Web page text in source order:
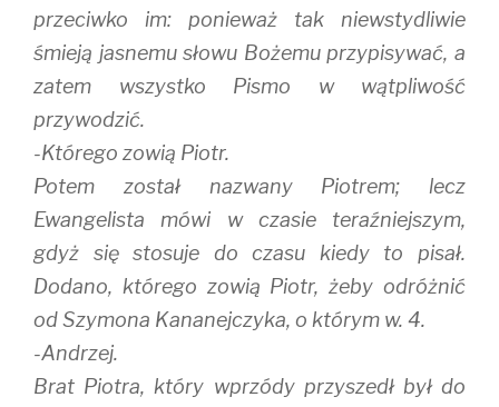
przeciwko im: ponieważ tak niewstydliwie
śmieją jasnemu słowu Bożemu przypisywać, a
zatem wszystko Pismo w wątpliwość
przywodzić.
-Którego zowią Piotr.
Potem został nazwany Piotrem; lecz
Ewangelista mówi w czasie teraźniejszym,
gdyż się stosuje do czasu kiedy to pisał.
Dodano, którego zowią Piotr, żeby odróżnić
od Szymona Kananejczyka, o którym w. 4.
-Andrzej.
Brat Piotra, który wprzódy przyszedł był do